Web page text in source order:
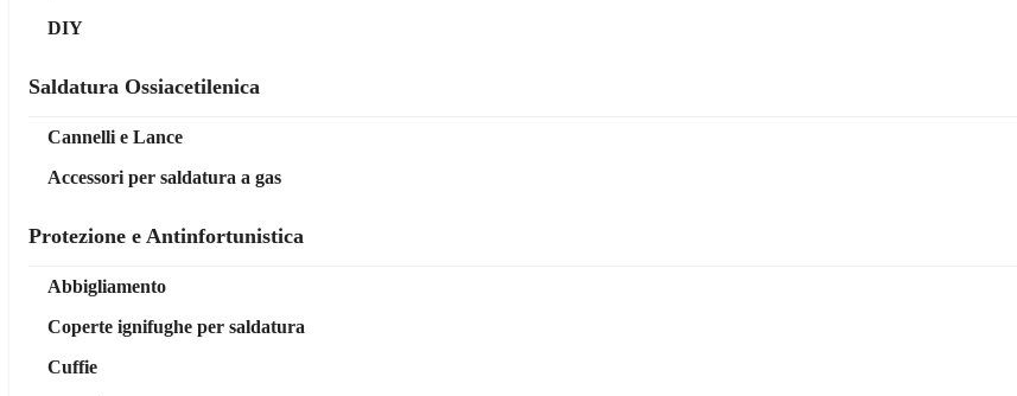
DIY
Saldatura Ossiacetilenica
Cannelli e Lance
Accessori per saldatura a gas
Protezione e Antinfortunistica
Abbigliamento
Coperte ignifughe per saldatura
Cuffie